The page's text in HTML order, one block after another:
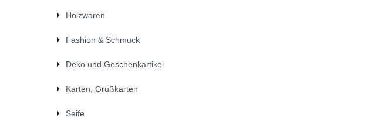
Holzwaren
Fashion & Schmuck
Deko und Geschenkartikel
Karten, Grußkarten
Seife